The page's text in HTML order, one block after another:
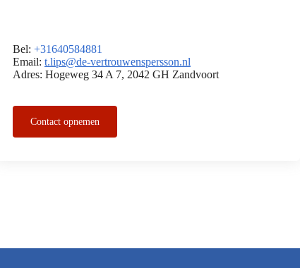
Bel:+31640584881
Email:t.lips@de-vertrouwenspersson.nl
Adres: Hogeweg 34 A 7, 2042 GH Zandvoort
Contact opnemen